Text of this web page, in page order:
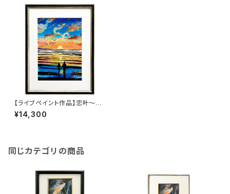
【ライブペイント作品】恋叶～真
玉の龍～（複製画）
¥14,300
同じカテゴリの商品